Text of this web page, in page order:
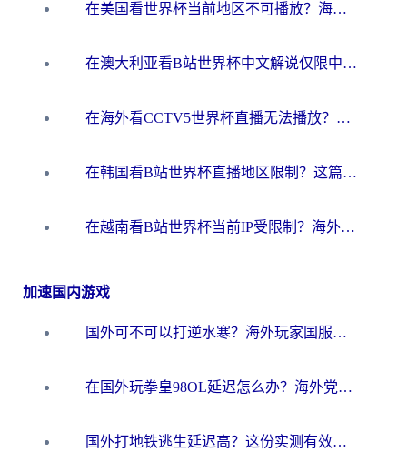
在美国看世界杯当前地区不可播放？海外党体育观赛终极指南来了！
在澳大利亚看B站世界杯中文解说仅限中国大陆？这篇指南帮你打破限制看遍赛事
在海外看CCTV5世界杯直播无法播放？这篇指南让你和国内球迷同步呐喊
在韩国看B站世界杯直播地区限制？这篇指南让你告别“当前地区不可播放”
在越南看B站世界杯当前IP受限制？海外党体育观赛终极指南来了
加速国内游戏
国外可不可以打逆水寒？海外玩家国服畅玩终极指南（附漫威荒野乱斗加速方案）
在国外玩拳皇98OL延迟怎么办？海外党亲测有效的低延迟指南
国外打地铁逃生延迟高？这份实测有效的低延迟指南帮你吃鸡